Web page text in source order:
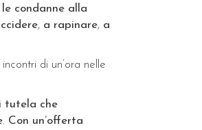
condanne alla
, a rapinare, a
di un’ora nelle
tutela che
. Con un’offerta